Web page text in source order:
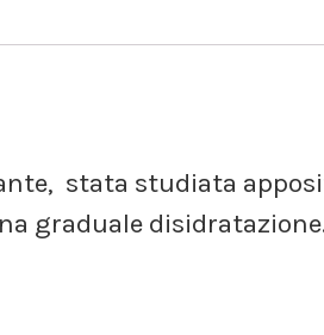
 stata studiata
graduale